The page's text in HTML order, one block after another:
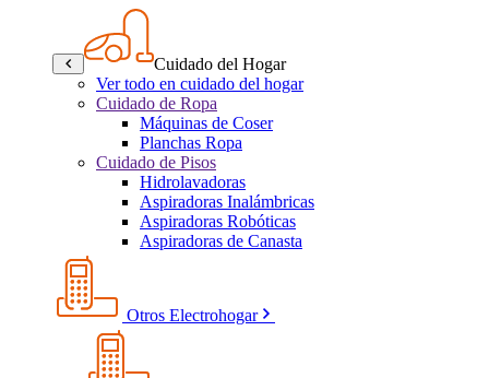
Cuidado del Hogar
Ver todo en cuidado del hogar
Cuidado de Ropa
Máquinas de Coser
Planchas Ropa
Cuidado de Pisos
Hidrolavadoras
Aspiradoras Inalámbricas
Aspiradoras Robóticas
Aspiradoras de Canasta
Otros Electrohogar